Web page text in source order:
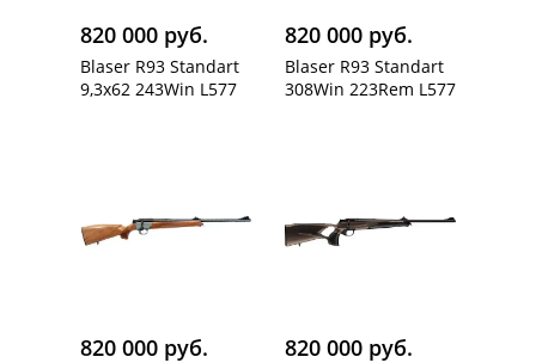
820 000 руб.
Blaser R93 Standart
9,3x62 243Win L577
820 000 руб.
Blaser R93 Standart
308Win 223Rem L577
820 000 руб. 820 000 руб.